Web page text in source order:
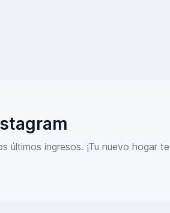
últimos ingresos. ¡Tu nuevo hogar te